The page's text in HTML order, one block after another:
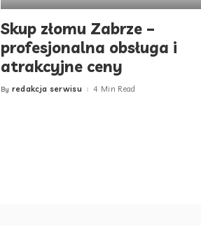
Skup złomu Zabrze –
profesjonalna obsługa i
atrakcyjne ceny
Posted
By redakcja serwisu 4 Min Read